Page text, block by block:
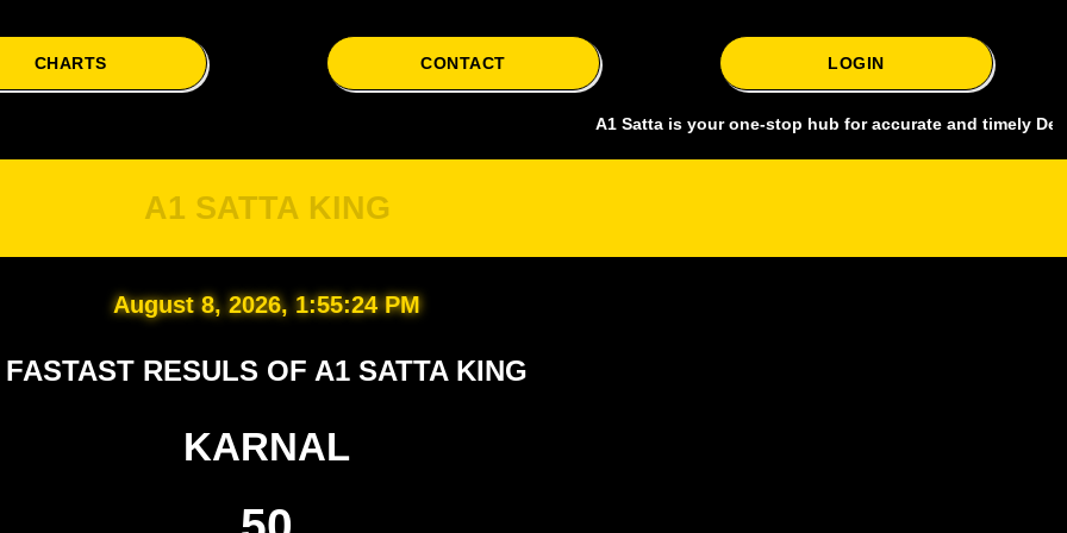
CHARTS CONTACT LOGIN
A1 Satta is your one-stop hub for accurate and timely Delhi
A1 SATTA KING
August 8, 2026, 1:55:25 PM
FASTAST RESULS OF A1 SATTA KING
KARNAL